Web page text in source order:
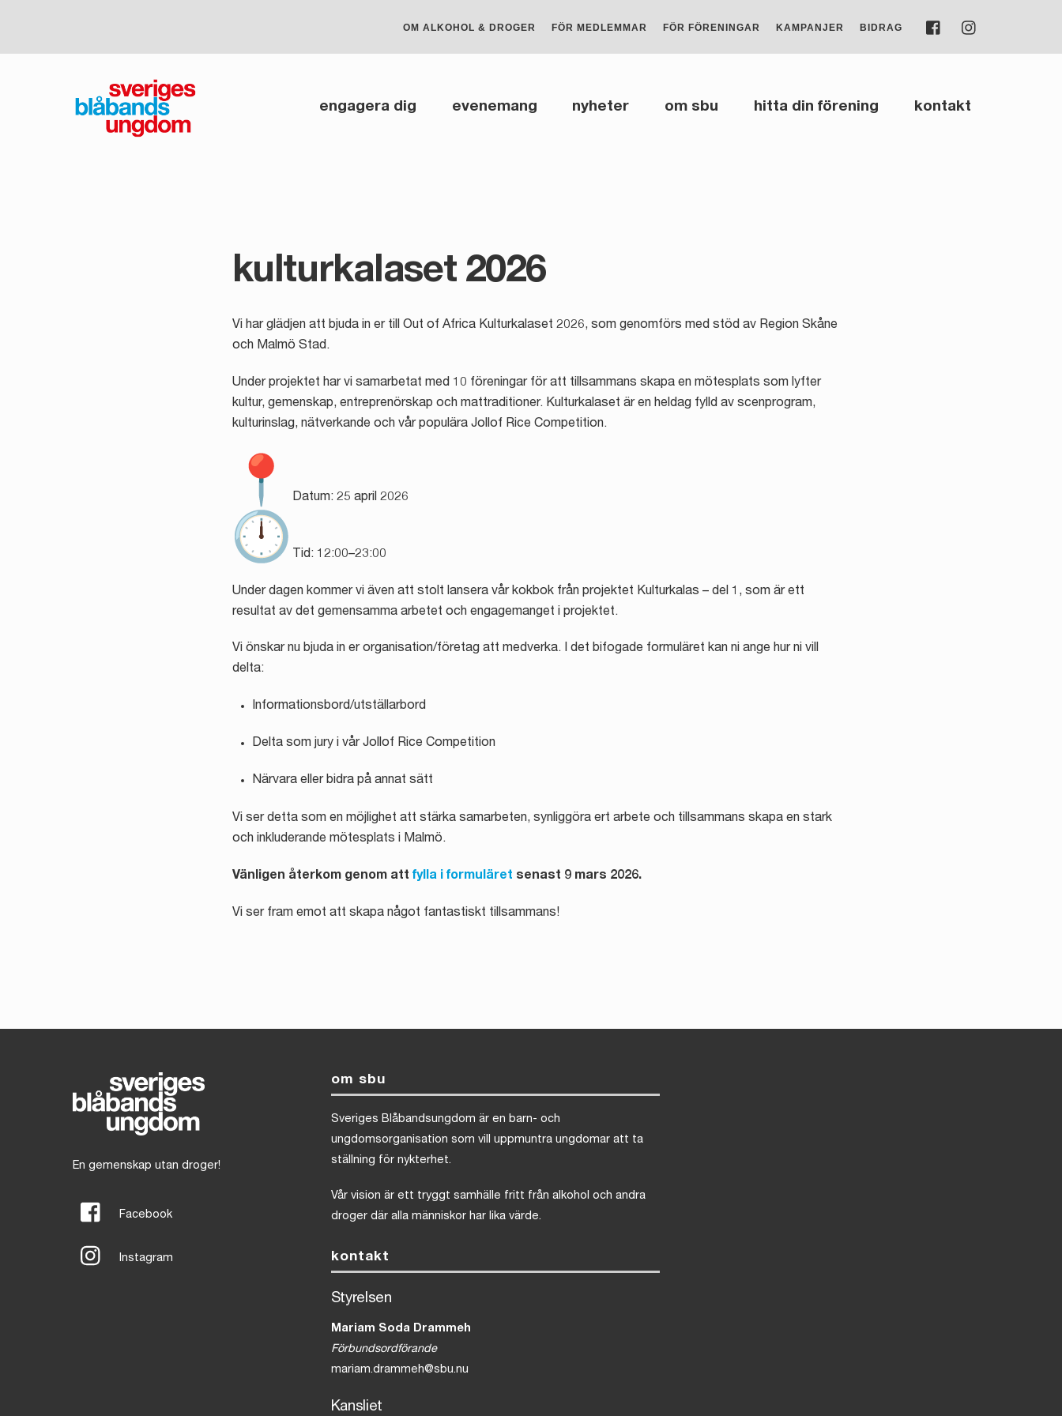
OM ALKOHOL & DROGER FÖR MEDLEMMAR FÖR FÖRENINGAR KAMPANJER BIDRAG
engagera dig evenemang nyheter om sbu hitta din förening kontakt
kulturkalaset 2026
Vi har glädjen att bjuda in er till Out of Africa Kulturkalaset 2026, som genomförs med stöd av Region Skåne
och Malmö Stad.
Under projektet har vi samarbetat med 10 föreningar för att tillsammans skapa en mötesplats som lyfter
kultur, gemenskap, entreprenörskap och mattraditioner. Kulturkalaset är en heldag fylld av scenprogram,
kulturinslag, nätverkande och vår populära Jollof Rice Competition.
Datum: 25 april 2026
Tid: 12:00–23:00
Under dagen kommer vi även att stolt lansera vår kokbok från projektet Kulturkalas – del 1, som är ett
resultat av det gemensamma arbetet och engagemanget i projektet.
Vi önskar nu bjuda in er organisation/företag att medverka. I det bifogade formuläret kan ni ange hur ni vill
delta:
Informationsbord/utställarbord
Delta som jury i vår Jollof Rice Competition
Närvara eller bidra på annat sätt
Vi ser detta som en möjlighet att stärka samarbeten, synliggöra ert arbete och tillsammans skapa en stark
och inkluderande mötesplats i Malmö.
Vänligen återkom genom att fylla i formuläret senast 9 mars 2026.
Vi ser fram emot att skapa något fantastiskt tillsammans!
En gemenskap utan droger!
Facebook
Instagram
om sbu
Sveriges Blåbandsungdom är en barn- och
ungdomsorganisation som vill uppmuntra ungdomar att ta
ställning för nykterhet.
Vår vision är ett tryggt samhälle fritt från alkohol och andra
droger där alla människor har lika värde.
kontakt
Styrelsen
Mariam Soda Drammeh
Förbundsordförande
mariam.drammeh@sbu.nu
Kansliet